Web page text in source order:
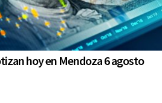
hoy en Mendoza 6 agosto